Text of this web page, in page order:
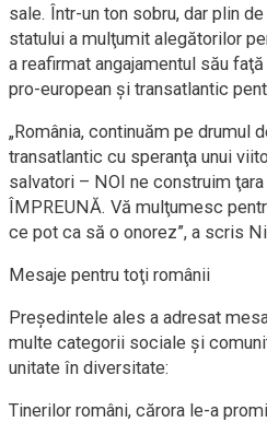
sale. Într-un ton sobru, dar plin
statului a mulţumit alegătorilor
a reafirmat angajamentul său
pro-european şi transatlantic
„România, continuăm pe drumul
transatlantic cu speranţa unui
salvatori – NOI ne construim
ÎMPREUNĂ. Vă mulţumesc
ce pot ca să o onorez”, a scris
Mesaje pentru toţi românii
Preşedintele ales a adresat
multe categorii sociale şi
unitate în diversitate:
Tinerilor români, cărora le-a